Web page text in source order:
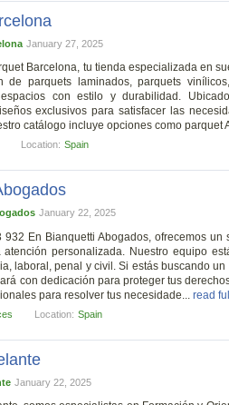
January 27, 2025
Barcelona, tu tienda especializada en
de parquets laminados, parquets
con estilo y durabilidad.
exclusivos para satisfacer las
catálogo incluye opciones como parquet
Location: Spain
January 22, 2025
932 En Bianquetti Abogados, ofrecemos
atención personalizada. Nuestro equipo
laboral, penal y civil. Si estás buscando
con dedicación para proteger tus
para resolver tus necesidade... read
Location: Spain
January 22, 2025